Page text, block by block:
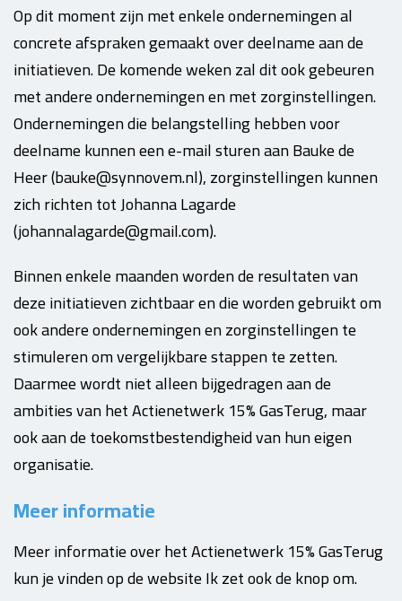
Op dit moment zijn met enkele ondernemingen al
concrete afspraken gemaakt over deelname aan de
initiatieven. De komende weken zal dit ook gebeuren
met andere ondernemingen en met zorginstellingen.
Ondernemingen die belangstelling hebben voor
deelname kunnen een e-mail sturen aan Bauke de
Heer (bauke@synnovem.nl), zorginstellingen kunnen
zich richten tot Johanna Lagarde
(johannalagarde@gmail.com).
Binnen enkele maanden worden de resultaten van
deze initiatieven zichtbaar en die worden gebruikt om
ook andere ondernemingen en zorginstellingen te
stimuleren om vergelijkbare stappen te zetten.
Daarmee wordt niet alleen bijgedragen aan de
ambities van het Actienetwerk 15% GasTerug, maar
ook aan de toekomstbestendigheid van hun eigen
organisatie.
Meer informatie
Meer informatie over het Actienetwerk 15% GasTerug
kun je vinden op de website Ik zet ook de knop om.